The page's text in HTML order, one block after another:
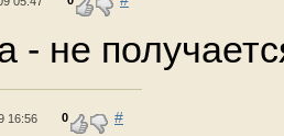
- не
16:56 0 #